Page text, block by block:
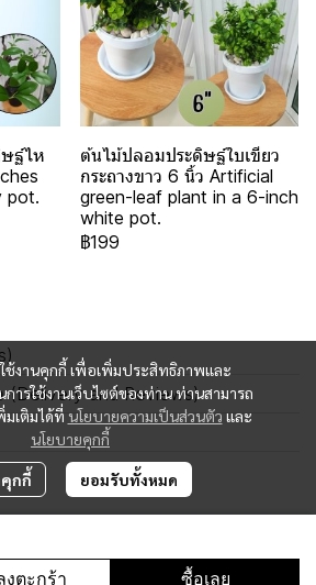
ฐ์ไห
pot.
ต้นไม้ปลอมประดิษฐ์ใบเขียว
กระถางขาว 6 นิ้ว Artificial
green-leaf plant in a 6-inch
white pot.
฿199
งตะกร้า
ซื้อเลย
ช้งานคุกกี้ เพื่อเพิ่มประสิทธิภาพและ
ารใช้งานเว็บไซต์ของท่าน ท่านสามารถ
มเติมได้ที่ นโยบายความเป็นส่วนตัว และ
นโยบายคุกกี้
กกี้ ยอมรับทั้งหมด
(Delivery and Reviews)
Rights Reserved | Powered by MWE